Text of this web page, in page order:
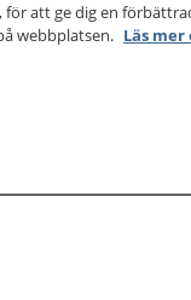
för att ge dig en
webbplatsen. Läs